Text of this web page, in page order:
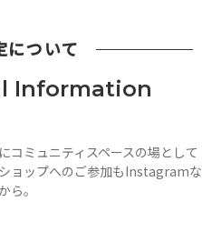
について
Information
ミュニティスペースの場として
ョップへのご参加もInstagramな
ら。